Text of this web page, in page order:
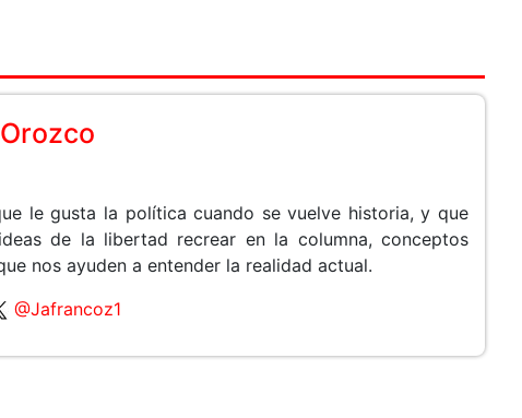
le gusta la política cuando se vuelve historia, y que
de la libertad recrear en la columna, conceptos
nos ayuden a entender la realidad actual.
@Jafrancoz1